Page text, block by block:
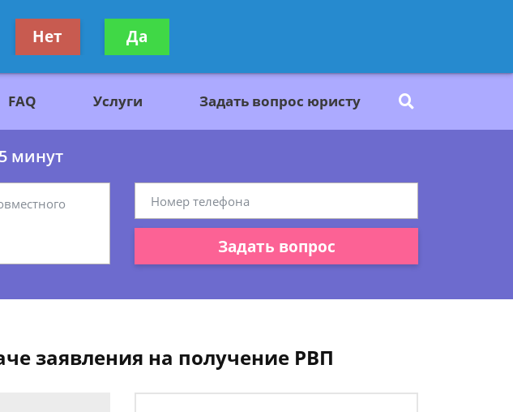
Получите консультацию
бесплатно
FAQ Услуги Задать вопрос юристу
минут
Задать вопрос
заявления на получение РВП
Нет Да